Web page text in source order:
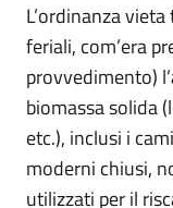
L’ordinanza
feriali, com’era
provvedimento)
biomassa solida
etc.), inclusi i
moderni chiusi,
utilizzati per il